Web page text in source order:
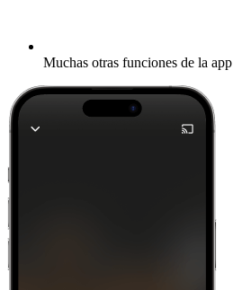
Muchas otras funciones de la app